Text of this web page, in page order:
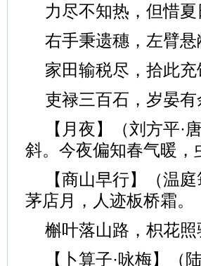
力尽不知热，但惜
右手秉遗穗，左臂
家田输税尽，拾此
吏禄三百石，岁晏
【月夜】（刘方平·
斜。今夜偏知春气暖，
【商山早行】（温
茅店月，人迹板桥霜。
槲叶落山路，枳花
【卜算子·咏梅】（